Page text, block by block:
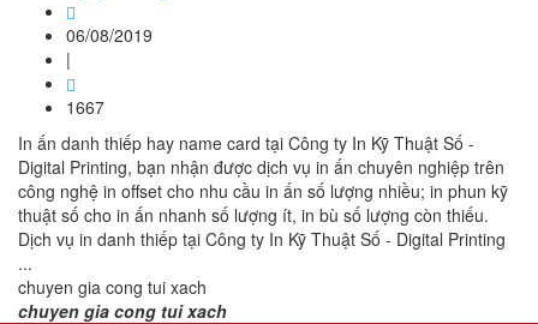
06/08/2019
|
1667
In ấn danh thiếp hay name card tại Công ty In Kỹ Thuật Số -
Digital Printing, bạn nhận được dịch vụ in ấn chuyên nghiệp trên
công nghệ in offset cho nhu cầu in ấn số lượng nhiều; in phun kỹ
thuật số cho in ấn nhanh số lượng ít, in bù số lượng còn thiếu.
Dịch vụ in danh thiếp tại Công ty In Kỹ Thuật Số - Digital Printing
...
chuyen gia cong tui xach
chuyen gia cong tui xach